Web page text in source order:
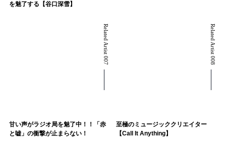
を魅了する【谷口深雪】
Related Artist 007
甘い声がラジオ局を魅了中！！「赤
と嘘」の衝撃が止まらない！
Related Artist 008
至極のミュージッククリエイター
【Call It Anything】